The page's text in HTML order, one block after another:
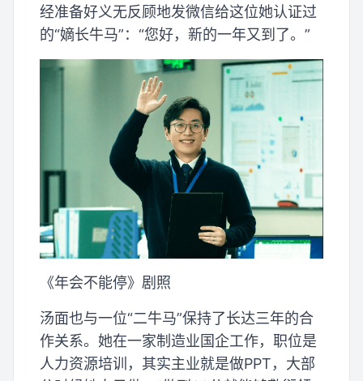
经准备好义无反顾地发微信给这位她认证过
的“嫡长牛马”：“您好，新的一年又到了。”
《年会不能停》剧照
汤面也与一位“二牛马”保持了长达三年的合
作关系。她在一家制造业国企工作，职位是
人力资源培训，其实主业就是做PPT，大部